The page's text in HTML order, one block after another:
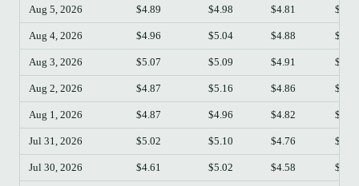
Aug 5, 2026 $4.89 $4.98 $4.81 $4.86
Aug 4, 2026 $4.96 $5.04 $4.88 $4.89
Aug 3, 2026 $5.07 $5.09 $4.91 $4.96
Aug 2, 2026 $4.87 $5.16 $4.86 $5.08
Aug 1, 2026 $4.87 $4.96 $4.82 $4.87
Jul 31, 2026 $5.02 $5.10 $4.76 $4.87
Jul 30, 2026 $4.61 $5.02 $4.58 $5.02